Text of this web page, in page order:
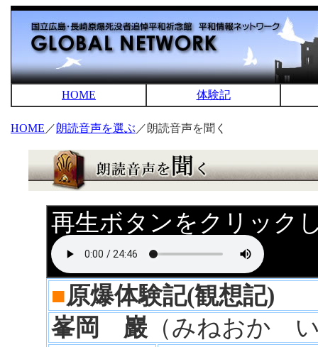
HOME 体験記
HOME ／朗読音声を選ぶ ／朗読音声を聞く
再生ボタンをクリック
■原爆体験記(観想記)
峯岡 巖 （みねおか